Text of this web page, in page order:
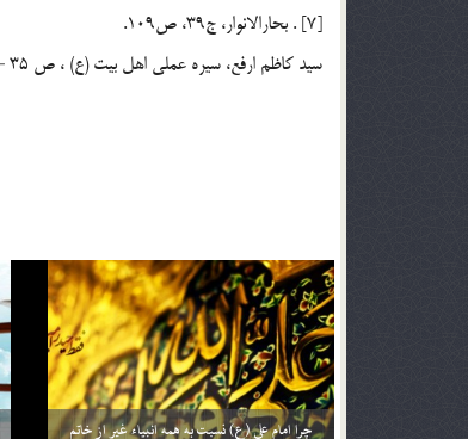
[7] . بحارالانوار، ج39، ص109.
سيد كاظم ارفع، سيره عملي اهل بيت (ع) ، ص 35 – 38